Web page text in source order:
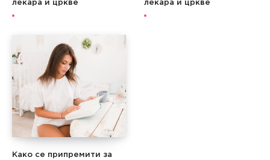
лекара и цркве
лекара и цркве
Како се припремити за